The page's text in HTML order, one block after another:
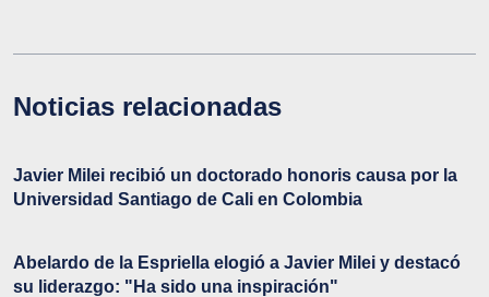
Noticias relacionadas
Javier Milei recibió un doctorado honoris causa por la
Universidad Santiago de Cali en Colombia
Abelardo de la Espriella elogió a Javier Milei y destacó
su liderazgo: "Ha sido una inspiración"